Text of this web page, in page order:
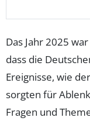
Das Jahr 2025
dass die
Ereignisse, wie der
sorgten für
Fragen und